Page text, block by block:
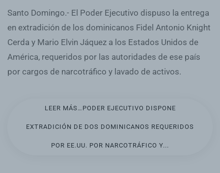
Santo Domingo.- El Poder Ejecutivo dispuso la entrega
en extradición de los dominicanos Fidel Antonio Knight
Cerda y Mario Elvin Jáquez a los Estados Unidos de
América, requeridos por las autoridades de ese país
por cargos de narcotráfico y lavado de activos.
LEER MÁS…PODER EJECUTIVO DISPONE
EXTRADICIÓN DE DOS DOMINICANOS REQUERIDOS
POR EE.UU. POR NARCOTRÁFICO Y...